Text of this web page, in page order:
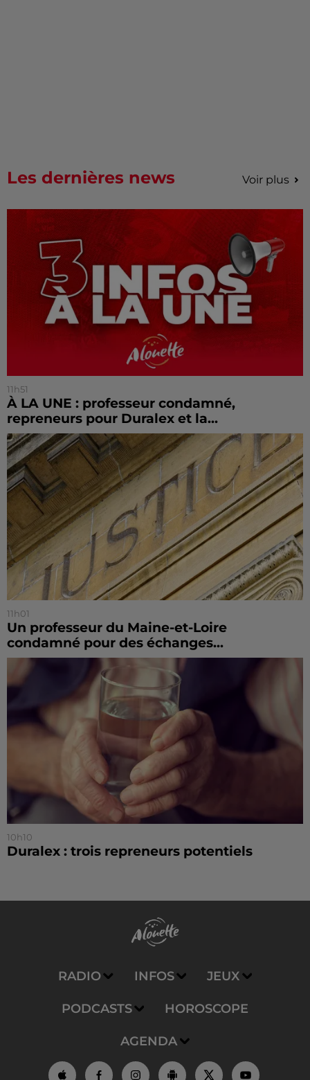
Les dernières news Voir plus
11h51
À LA UNE : professeur condamné,
repreneurs pour Duralex et la...
11h01
Un professeur du Maine-et-Loire
condamné pour des échanges...
10h10
Duralex : trois repreneurs potentiels
RADIO INFOS JEUX
PODCASTS HOROSCOPE
AGENDA